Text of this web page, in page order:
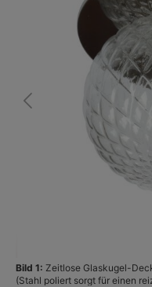
Bild 1: Zeitlose Glaskugel-
(Stahl poliert sorgt für einen